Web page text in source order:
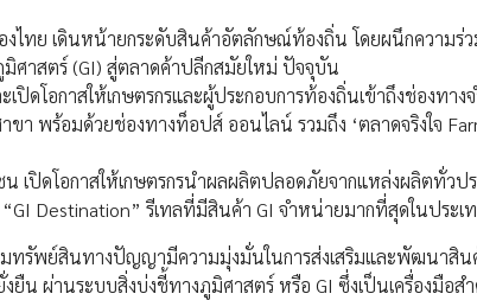
ไทย เดินหน้ายกระดับสินค้าอัตลักษณ์ท้องถิ่น โดยผนึกความร่
าสตร์ (GI) สู่ตลาดค้าปลีกสมัยใหม่ ปัจจุบัน
ดโอกาสให้เกษตรกรและผู้ประกอบการท้องถิ่นเข้าถึงช่องทาง
พร้อมด้วยช่องทางท็อปส์ ออนไลน์ รวมถึง ‘ตลาดจริงใจ
ปิดโอกาสให้เกษตรกรนำผลผลิตปลอดภัยจากแหล่งผลิตทั่วป
Destination” รีเทลที่มีสินค้า GI จำหน่ายมากที่สุดในประเ
ทรัพย์สินทางปัญญามีความมุ่งมั่นในการส่งเสริมและพัฒนาสิน
ยืน ผ่านระบบสิ่งบ่งชี้ทางภูมิศาสตร์ หรือ GI ซึ่งเป็นเครื่องมือส